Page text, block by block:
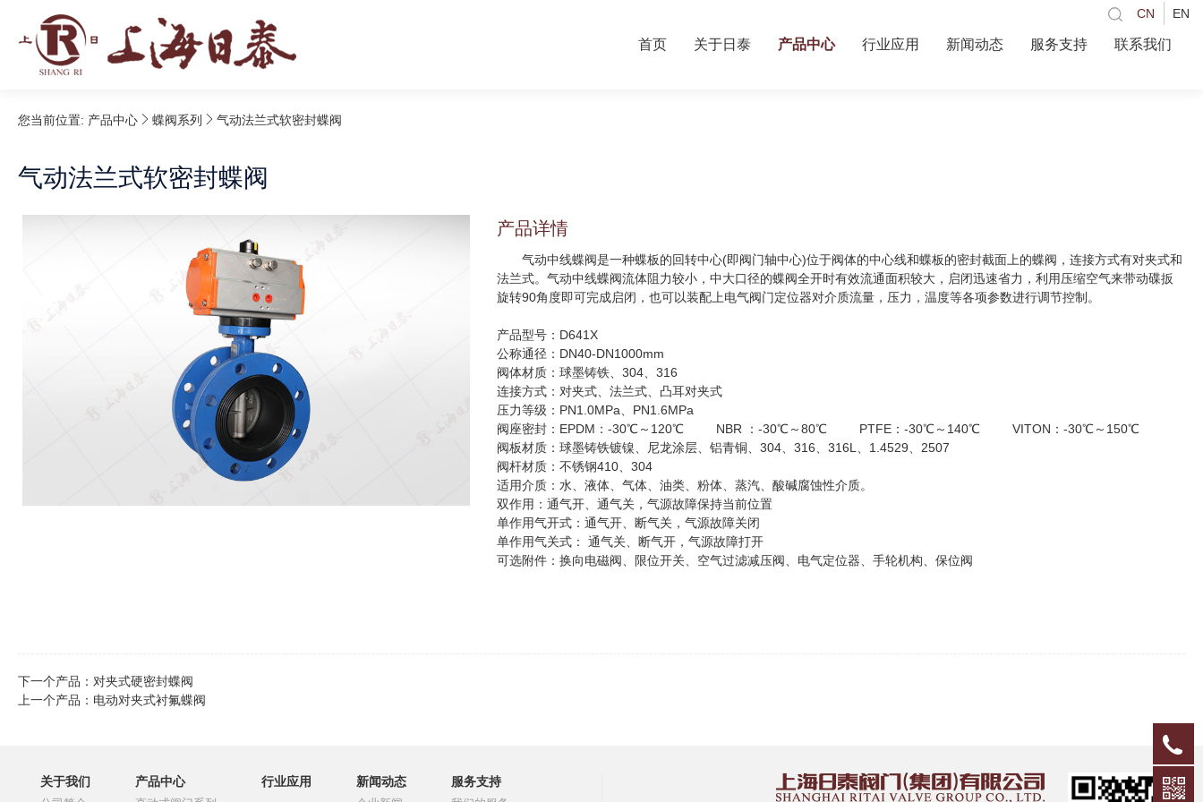
首页 关于日泰 产品中心 行业应用 新闻动态 服务支持 联系我们
CN EN
您当前位置: 产品中心 蝶阀系列 气动法兰式软密封蝶阀
气动法兰式软密封蝶阀
产品详情
气动中线蝶阀是一种蝶板的回转中心(即阀门轴中心)位于阀体的中心线和蝶板的密封截面上的蝶阀，连接方式有对夹式和
法兰式。气动中线蝶阀流体阻力较小，中大口径的蝶阀全开时有效流通面积较大，启闭迅速省力，利用压缩空气来带动碟扳
旋转90角度即可完成启闭，也可以装配上电气阀门定位器对介质流量，压力，温度等各项参数进行调节控制。
产品型号：D641X
公称通径：DN40-DN1000mm
阀体材质：球墨铸铁、304、316
连接方式：对夹式、法兰式、凸耳对夹式
压力等级：PN1.0MPa、PN1.6MPa
阀座密封：EPDM：-30℃～120℃ NBR ：-30℃～80℃ PTFE：-30℃～140℃ VITON：-30℃～150℃
阀板材质：球墨铸铁镀镍、尼龙涂层、铝青铜、304、316、316L、1.4529、2507
阀杆材质：不锈钢410、304
适用介质：水、液体、气体、油类、粉体、蒸汽、酸碱腐蚀性介质。
双作用：通气开、通气关，气源故障保持当前位置
单作用气开式：通气开、断气关，气源故障关闭
单作用气关式： 通气关、断气开，气源故障打开
可选附件：换向电磁阀、限位开关、空气过滤减压阀、电气定位器、手轮机构、保位阀
下一个产品： 对夹式硬密封蝶阀
上一个产品： 电动对夹式衬氟蝶阀
关于我们 产品中心 行业应用 新闻动态 服务支持